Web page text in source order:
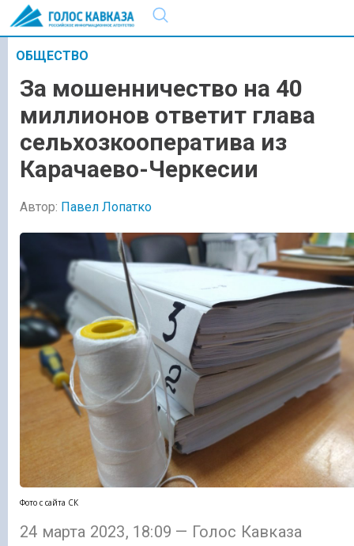
ОБЩЕСТВО
За мошенничество на 40
миллионов ответит глава
сельхозкооператива из
Карачаево-Черкесии
Автор: Павел Лопатко
Фото с сайта СК
24 марта 2023, 18:09 — Голос Кавказа